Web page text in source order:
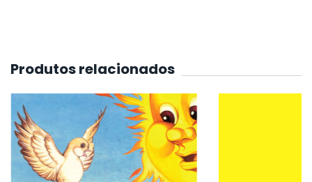
Produtos relacionados